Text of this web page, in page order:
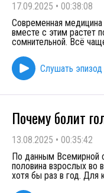
17.09.2025 • 00:38:08
Современная
вместе с этим растет
сомнительной. Всё
Слушать эпизод
Почему болит
13.08.2025 • 00:35:42
По данным Всемирной
половина взрослых во
хотя бы раз в год. Для